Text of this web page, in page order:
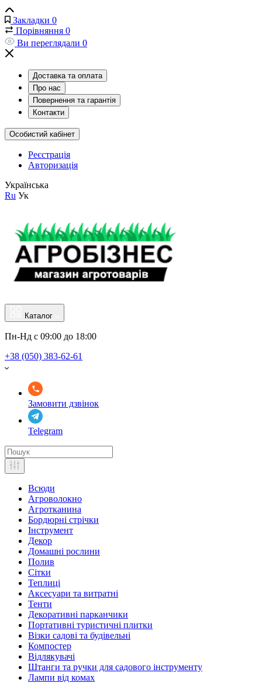
Закладки 0
Порівняння 0
Ви переглядали 0
Доставка та оплата
Про нас
Повернення та гарантія
Контакти
Особистий кабінет
Реєстрація
Авторизація
Українська
Ru Ук
Каталог
Пн-Нд с 09:00 до 18:00
+38 (050) 383-62-61
Замовити дзвінок
Telegram
Всюди
Агроволокно
Агротканина
Бордюрні стрічки
Інструмент
Декор
Домашні рослини
Полив
Сітки
Теплиці
Аксесуари та витратні
Тенти
Декоративні парканчики
Портативні туристичні плитки
Візки садові та будівельні
Компостер
Відлякувачі
Штанги та ручки для садового інструменту
Лампи від комах